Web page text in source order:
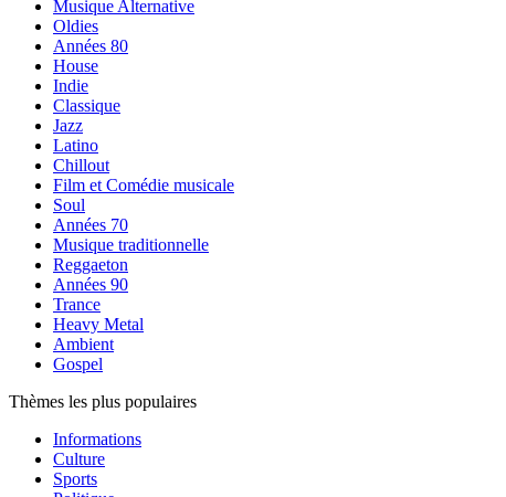
Musique Alternative
Oldies
Années 80
House
Indie
Classique
Jazz
Latino
Chillout
Film et Comédie musicale
Soul
Années 70
Musique traditionnelle
Reggaeton
Années 90
Trance
Heavy Metal
Ambient
Gospel
Thèmes les plus populaires
Informations
Culture
Sports